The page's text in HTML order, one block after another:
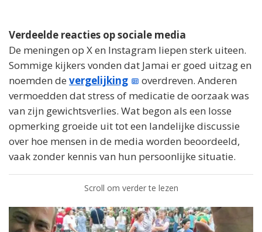
Verdeelde reacties op sociale media
De meningen op X en Instagram liepen sterk uiteen.
Sommige kijkers vonden dat Jamai er goed uitzag en
noemden de vergelijking
overdreven. Anderen
vermoedden dat stress of medicatie de oorzaak was
van zijn gewichtsverlies. Wat begon als een losse
opmerking groeide uit tot een landelijke discussie
over hoe mensen in de media worden beoordeeld,
vaak zonder kennis van hun persoonlijke situatie.
Scroll om verder te lezen